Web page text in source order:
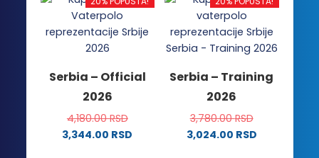
više
varijanti.
Opcije
biti
izabrane
na
stranici
varijanti.
Opcije
mogu
izabrane
na
stranici
proizvoda.
Serbia – Official
2026
4,180.00RSD
3,344.00 RSD
Serbia – Training
2026
3,780.00RSD
3,024.00 RSD